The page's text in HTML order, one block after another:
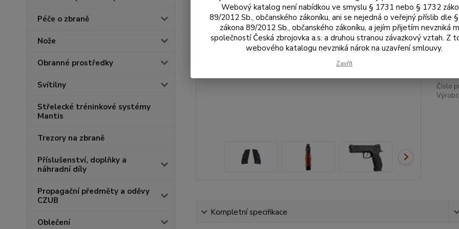
Péče o zbraně
Nože
Obranné prostředky
Svítilny
Střelecké tréninkové systémy
Mantis
Trezory na zbraně
Příslušenství, doplňky a
náhradní díly
Propagační předměty a oděvy
CZUB
Oblečení
2
Číslo
Kompletní specifikace
Webový katalog není nabídkou ve smyslu § 1731 nebo § 1732
89/2012 Sb., občanského zákoníku, ani se nejedná o veřejný příslib dle
zákona 89/2012 Sb., občanského zákoníku, a jejím přijetím nevzniká
společností Česká zbrojovka a.s. a druhou stranou závazkový vztah. Z
webového katalogu nevzniká nárok na uzavření smlouvy.
Zavřít